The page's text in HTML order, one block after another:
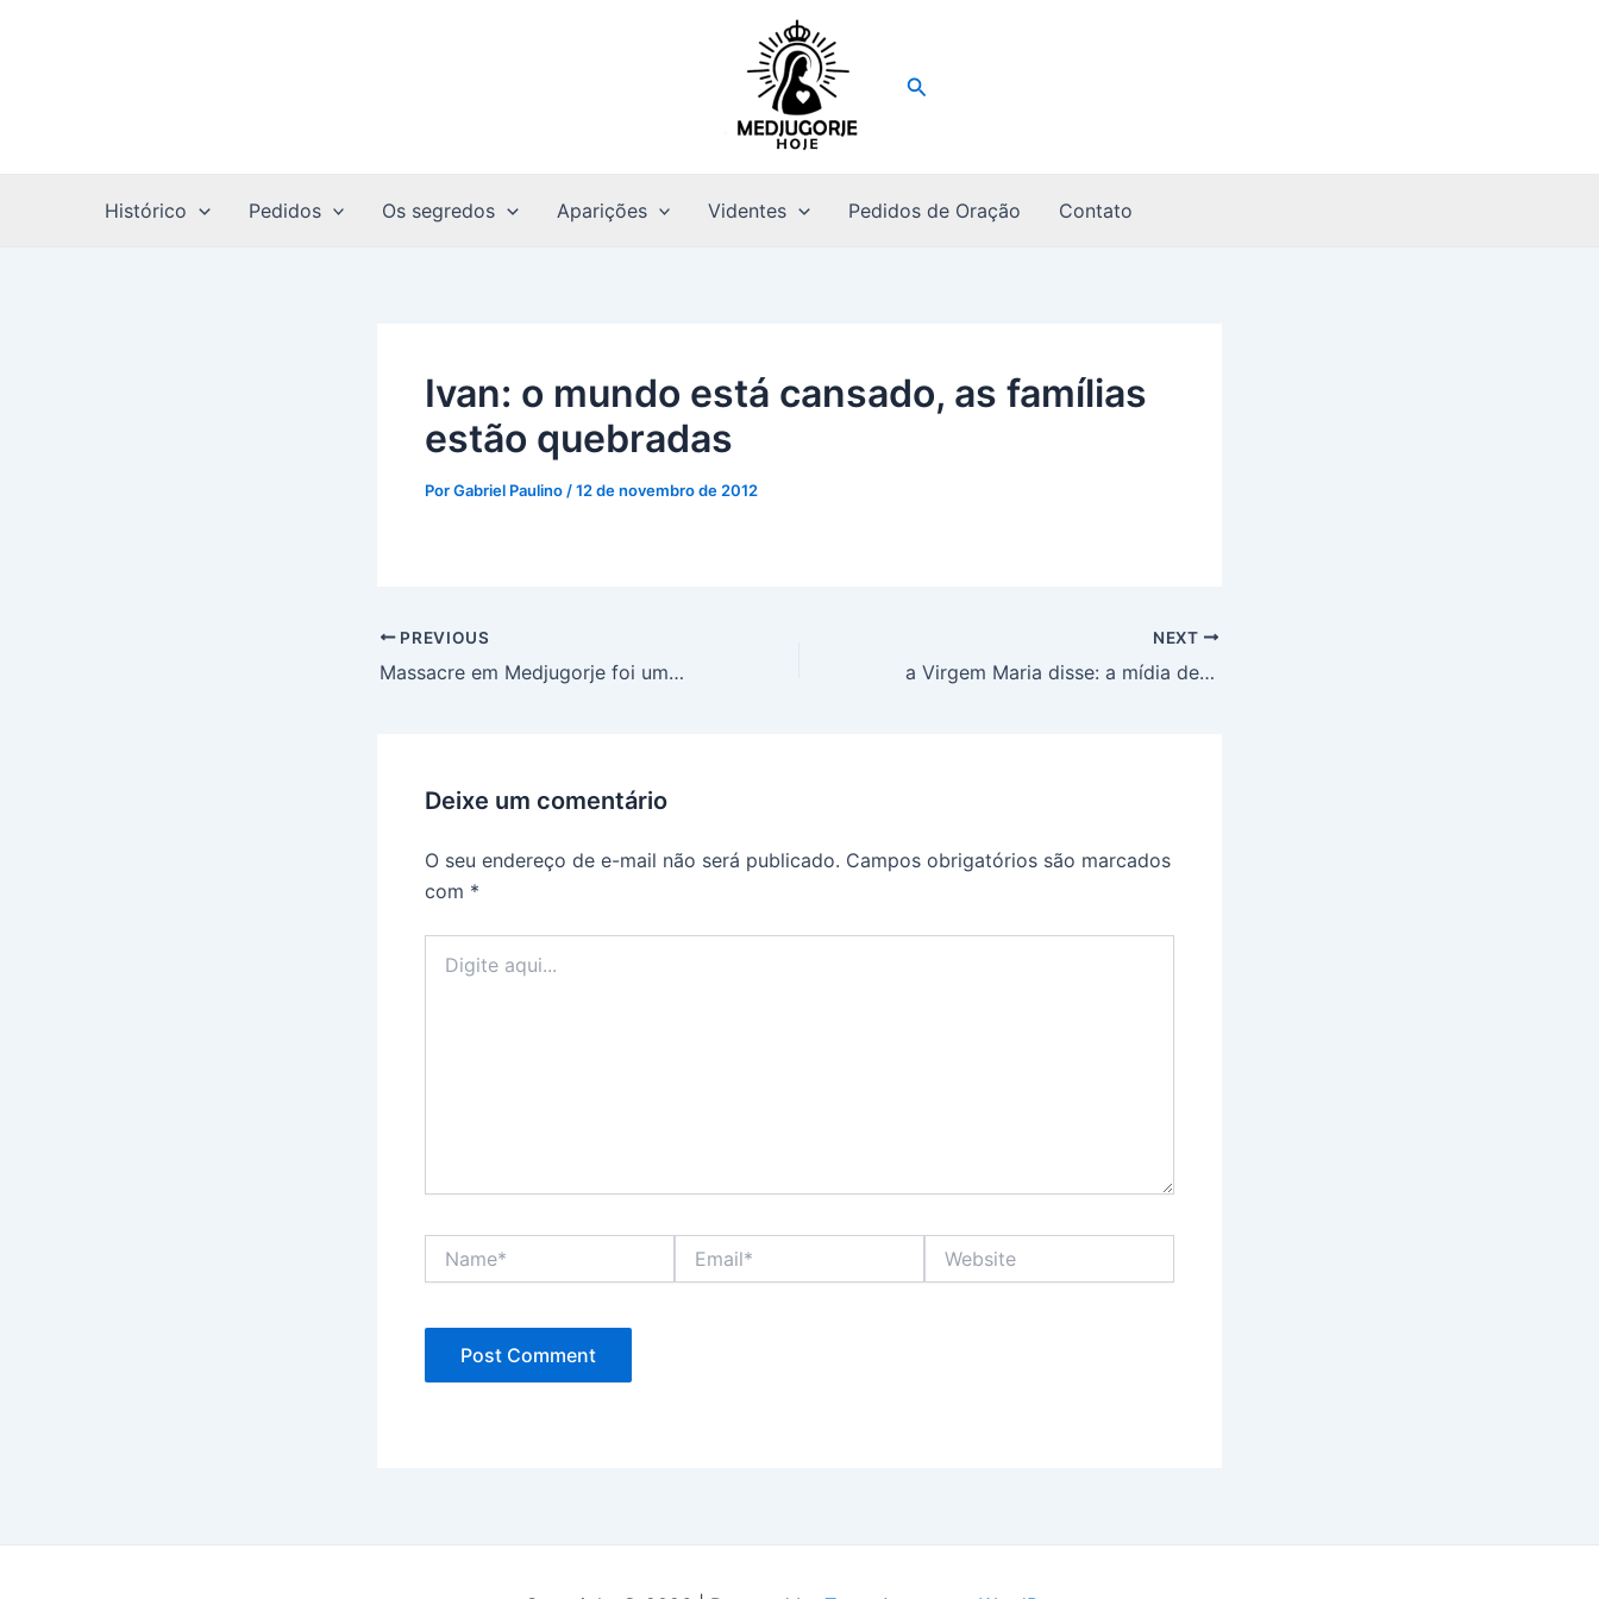
Pesquisar
Histórico Pedidos Os segredos Aparições Videntes Pedidos de Oração Contato
Ivan: o mundo está cansado, as famílias
estão quebradas
PorGabriel Paulino /12 de novembro de 2012
PREVIOUS
Massacre em Medjugorje foi uma fraude
NEXT
a Virgem Maria disse: a mídia deve trabalhar pela paz, pela dignidade
Deixe um comentário
O seu endereço de e-mail não será publicado. Campos obrigatórios são marcados
com *
aqui...